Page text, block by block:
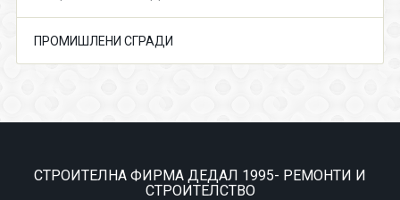
ПРОМИШЛЕНИ СГРАДИ
СТРОИТЕЛНА ФИРМА ДЕДАЛ 1995- РЕМОНТИ И
СТРОИТЕЛСТВО